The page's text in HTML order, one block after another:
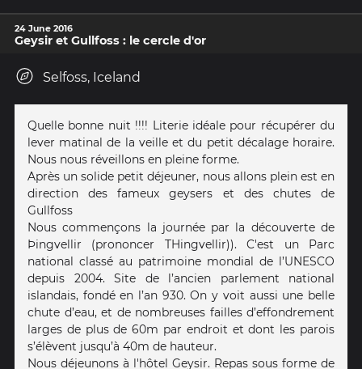
24 June 2016
Geysir et Gullfoss : le cercle d'or
Selfoss, Iceland
Quelle bonne nuit !!!! Literie idéale pour récupérer du
lever matinal de la veille et du petit décalage horaire.
Nous nous réveillons en pleine forme.
Après un solide petit déjeuner, nous allons plein est en
direction des fameux geysers et des chutes de
Gullfoss
Nous commençons la journée par la découverte de
Þingvellir (prononcer THingvellir)). C'est un Parc
national classé au patrimoine mondial de l’UNESCO
depuis 2004. Site de l’ancien parlement national
islandais, fondé en l’an 930. On y voit aussi une belle
chute d’eau, et de nombreuses failles d’effondrement
larges de plus de 60m par endroit et dont les parois
s’élèvent jusqu’à 40m de hauteur.
Nous déjeunons à l'hôtel Geysir. Repas sous forme de